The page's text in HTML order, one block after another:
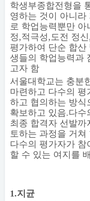
학생부종합전형을
영하는 것이 아니
로 학업능력뿐만 아
정,적극성,도전 정신
평가하여 단순 합
생들의 학업능력과
고자 함
서울대학교는 충분
마련하고 다수의
하고 협의하는 방식
확보하고 있음.다수
최종 합격자 선발까
토하는 과정을 거쳐
다수의 평가자가
할 수 있는 여지를
1.지균